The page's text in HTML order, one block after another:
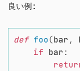
良い例:
def foo(bar ,
if bar :